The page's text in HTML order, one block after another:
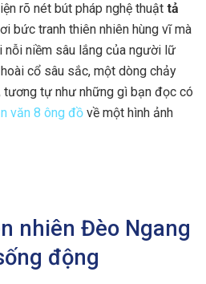
rõ nét bút pháp nghệ thuật tả
bức tranh thiên nhiên hùng vĩ mà
nỗi niềm sâu lắng của người lữ
cổ sâu sắc, một dòng chảy
tương tự như những gì bạn đọc có
văn 8 ông đồ về một hình ảnh
nhiên Đèo Ngang
động